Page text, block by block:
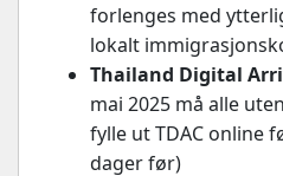
forlenges med
lokalt
Thailand Digital
mai 2025 må alle
fylle ut TDAC online
dager før)